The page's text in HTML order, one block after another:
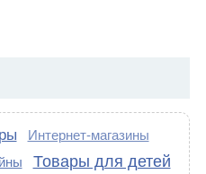
Интернет-магазины
Товары для детей